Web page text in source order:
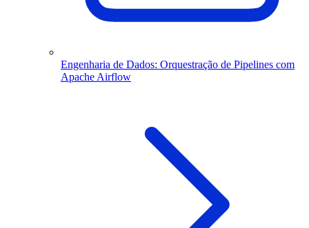
Engenharia de Dados: Orquestração de Pipelines com
Apache Airflow